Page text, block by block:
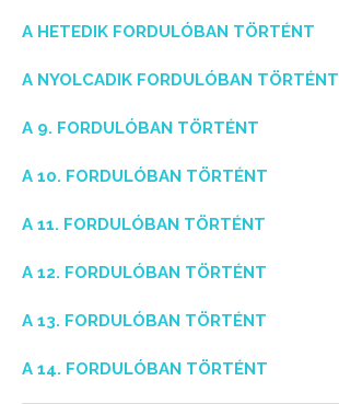
A HETEDIK FORDULÓBAN TÖRTÉNT
A NYOLCADIK FORDULÓBAN TÖRTÉNT
A 9. FORDULÓBAN TÖRTÉNT
A 10. FORDULÓBAN TÖRTÉNT
A 11. FORDULÓBAN TÖRTÉNT
A 12. FORDULÓBAN TÖRTÉNT
A 13. FORDULÓBAN TÖRTÉNT
A 14. FORDULÓBAN TÖRTÉNT